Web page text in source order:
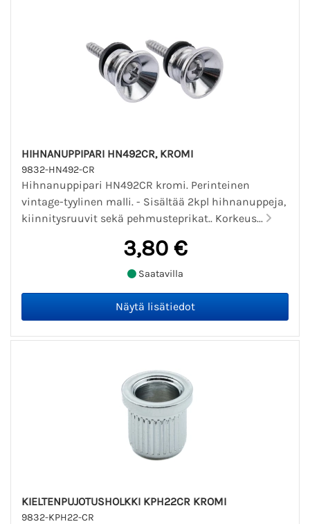
HIHNANUPPIPARI HN492CR, KROMI
9832-HN492-CR
Hihnanuppipari HN492CR kromi. Perinteinen
vintage-tyylinen malli. - Sisältää 2kpl hihnanuppeja,
kiinnitysruuvit sekä pehmusteprikat.. Korkeus...
3,80 €
Saatavilla
KIELTENPUJOTUSHOLKKI KPH22CR KROMI
9832-KPH22-CR